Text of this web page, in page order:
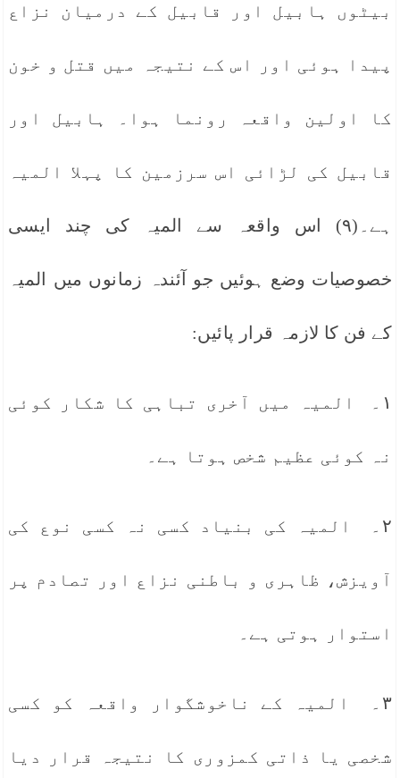
بیٹوں ہابیل اور قابیل کے درمیان نزاع
پیدا ہوئی اور اس کے نتیجہ میں قتل و خون
کا اولین واقعہ رونما ہوا۔ ہابیل اور
قابیل کی لڑائی اس سرزمین کا پہلا المیہ
ہے۔(۹) اس واقعہ سے المیہ کی چند ایسی
خصوصیات وضع ہوئیں جو آئندہ زمانوں میں المیہ
کے فن کا لازمہ قرار پائیں:
۱۔ المیہ میں آخری تباہی کا شکار کوئی
نہ کوئی عظیم شخص ہوتا ہے۔
۲۔ المیہ کی بنیاد کسی نہ کسی نوع کی
آویزش، ظاہری و باطنی نزاع اور تصادم پر
استوار ہوتی ہے۔
۳۔ المیہ کے ناخوشگوار واقعہ کو کسی
شخصی یا ذاتی کمزوری کا نتیجہ قرار دیا